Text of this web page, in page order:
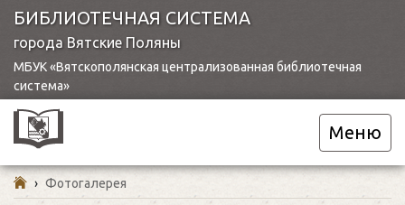
БИБЛИОТЕЧНАЯ СИСТЕМА
города Вятские Поляны
МБУК «Вятскополянская централизованная библиотечная
система»
Меню
› Фотогалерея